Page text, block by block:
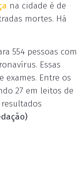
na cidade é de
mortes. Há
554 pessoas com
Essas
exames. Entre os
27 em leitos de